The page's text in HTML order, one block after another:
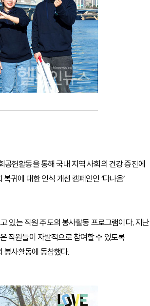
헌활동을 통해 국내 지역 사회의 건강 증진에
귀에 대한 인식 개선 캠페인인 ‘다나음’
있는 직원 주도의 봉사활동 프로그램이다. 지난
직원들이 자발적으로 참여할 수 있도록
봉사활동에 동참했다.